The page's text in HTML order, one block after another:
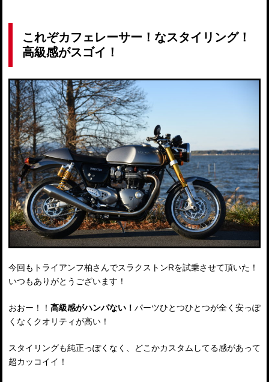
これぞカフェレーサー！なスタイリング！
高級感がスゴイ！
今回もトライアンフ柏さんでスラクストンRを試乗させて頂いた！
いつもありがとうございます！
おおー！！ 高級感がハンパない！ パーツひとつひとつが全く安っぽ
くなくクオリティが高い！
スタイリングも純正っぽくなく、どこかカスタムしてる感があって
超カッコイイ！